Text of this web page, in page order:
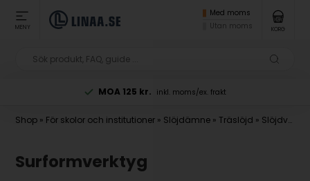
MENY
Med moms
Utan moms
KORG
MOA 125 kr. inkl. moms/ex. frakt
Shop » För skolor och institutioner » Slöjdämne » Träslöjd » Slöjdverktyg
Surformverktyg